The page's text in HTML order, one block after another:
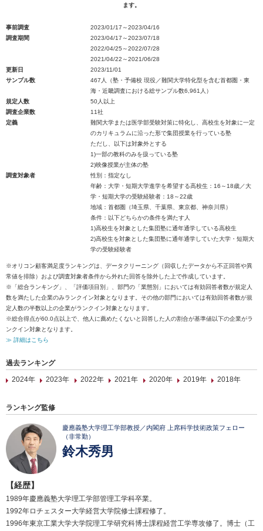
ます。
事前調査
2023/01/17～2023/04/16
調査期間
2023/04/17～2023/07/18
2022/04/25～2022/07/28
2021/04/22～2021/06/28
更新日
2023/11/01
サンプル数
467人（塾・予備校 現役／難関大学特化型を含む首都圏・東
海・近畿調査における総サンプル数6,961人）
規定人数
50人以上
調査企業数
11社
定義
難関大学または医学部受験対策に特化し、高校生を対象に一定
のカリキュラムに沿った形で集団授業を行っている塾
ただし、以下は対象外とする
1)一部の教科のみを扱っている塾
2)映像授業が主体の塾
調査対象者
性別：指定なし
年齢：大学・短期大学進学を希望する高校生：16～18歳／大
学・短期大学の受験経験者：18～22歳
地域：首都圏（埼玉県、千葉県、東京都、神奈川県）
条件：以下どちらかの条件を満たす人
1)高校生を対象とした集団塾に通年通学している高校生
2)高校生を対象とした集団塾に通年通学していた大学・短期大
学の受験経験者
※オリコン顧客満足度ランキングは、データクリーニング（回収したデータから不正回答や異
常値を排除）および調査対象者条件から外れた回答を除外した上で作成しています。
※「総合ランキング」、「評価項目別」、部門の「業態別」においては有効回答者数が規定人
数を満たした企業のみランクイン対象となります。その他の部門においては有効回答者数が規
定人数の半数以上の企業がランクイン対象となります。
※総合得点が60.0点以上で、他人に薦めたくないと回答した人の割合が基準値以下の企業がラ
ンクイン対象となります。
≫ 詳細はこちら
過去ランキング
2024年
2023年 2022年 2021年 2020年 2019年 2018年
ランキング監修
慶應義塾大学理工学部教授／内閣府 上席科学技術政策フェロー
（非常勤）
鈴木秀男
【経歴】
1989年慶應義塾大学理工学部管理工学科卒業。
1992年ロチェスター大学経営大学院修士課程修了。
1996年東京工業大学大学院理工学研究科博士課程経営工学専攻修了。博士（工